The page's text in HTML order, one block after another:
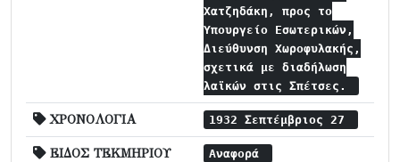
Χατζηδάκη, προς το
Υπουργείο Εσωτερικών,
Διεύθυνση Χωροφυλακής,
σχετικά με διαδήλωση
λαϊκών στις Σπέτσες.
ΧΡΟΝΟΛΟΓΙΑ 1932 Σεπτέμβριος 27
ΕΙΔΟΣ ΤΕΚΜΗΡΙΟΥ Αναφορά